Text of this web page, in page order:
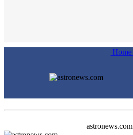
Home
astronews.com